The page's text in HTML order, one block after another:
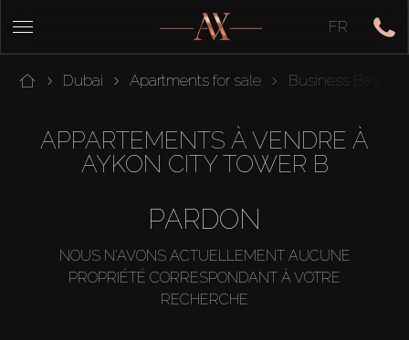
FR
Dubai Apartments for sale Business Bay
APPARTEMENTS À VENDRE À
AYKON CITY TOWER B
PARDON
NOUS N'AVONS ACTUELLEMENT AUCUNE
PROPRIÉTÉ CORRESPONDANT À VOTRE
RECHERCHE